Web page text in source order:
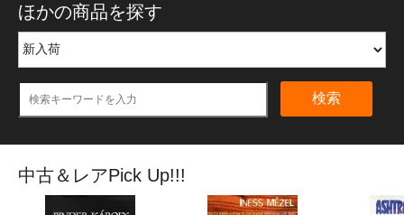
ほかの商品を探す
検索
中古＆レアPick Up!!!